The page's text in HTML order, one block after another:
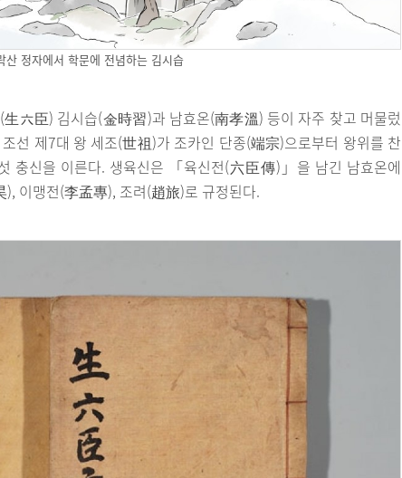
산 정자에서 학문에 전념하는 김시습
六臣) 김시습(金時習)과 남효온(南孝溫) 등이 자주 찾고 머물렀
선 제7대 왕 세조(世祖)가 조카인 단종(端宗)으로부터 왕위를 찬
충신을 이른다. 생육신은 「육신전(六臣傳)」을 남긴 남효온에
이맹전(李孟專), 조려(趙旅)로 규정된다.